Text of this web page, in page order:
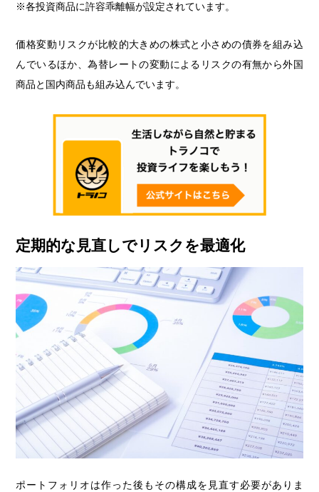
※各投資商品に許容乖離幅が設定されています。
価格変動リスクが比較的大きめの株式と小さめの債券を組み込
んでいるほか、為替レートの変動によるリスクの有無から外国
商品と国内商品も組み込んでいます。
定期的な見直しでリスクを最適化
ポートフォリオは作った後もその構成を見直す必要がありま